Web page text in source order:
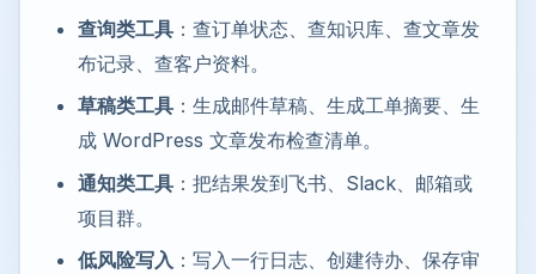
查询类工具 ：查订单状态、查知识库、查文章发
布记录、查客户资料。
草稿类工具 ：生成邮件草稿、生成工单摘要、生
成 WordPress 文章发布检查清单。
通知类工具 ：把结果发到飞书、Slack、邮箱或
项目群。
低风险写入 ：写入一行日志、创建待办、保存审